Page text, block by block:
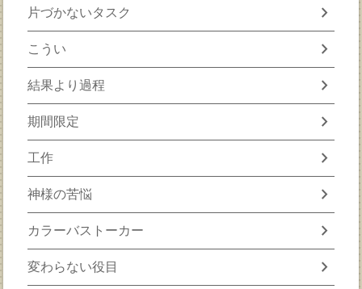
片づかないタスク chevron_right
こうい chevron_right
結果より過程 chevron_right
期間限定 chevron_right
工作 chevron_right
神様の苦悩 chevron_right
カラーバストーカー chevron_right
変わらない役目 chevron_right